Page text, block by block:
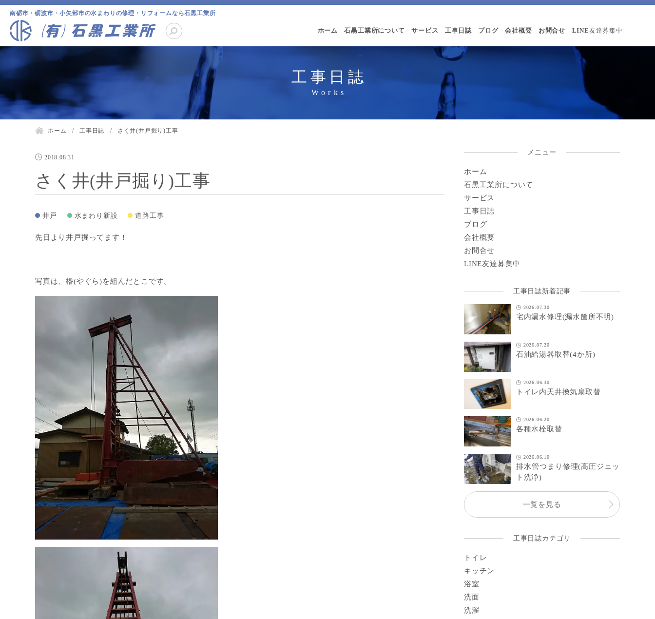
南砺市・砺波市・小矢部市の水まわりの修理・リフォームなら石黒工業所
ホーム 石黒工業所について サービス 工事日誌 ブログ 会社概要 お問合せ LINE友達募集中
工事日誌
ホーム 工事日誌 さく井(井戸掘り)工事
2018.08.31
さく井(井戸掘り)工事
井戸 水まわり新設 道路工事
先日より井戸掘ってます！
写真は、櫓(やぐら)を組んだとこです。
メニュー
ホーム
石黒工業所について
サービス
工事日誌
ブログ
会社概要
お問合せ
LINE友達募集中
工事日誌新着記事
2026.07.30
宅内漏水修理(漏水箇所不明)
2026.07.20
石油給湯器取替(4か所)
2026.06.30
トイレ内天井換気扇取替
2026.06.20
各種水栓取替
2026.06.10
排水管つまり修理(高圧ジェッ
ト洗浄)
一覧を見る
工事日誌カテゴリ
トイレ
キッチン
浴室
洗面
洗濯